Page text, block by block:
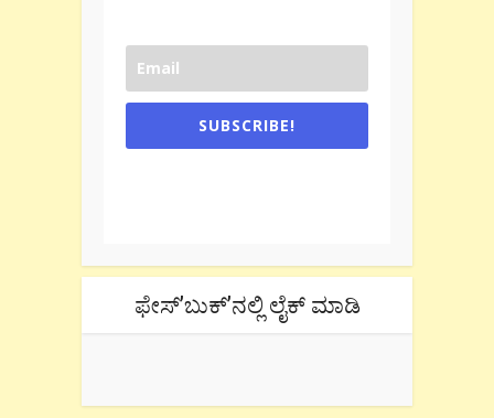
SUBSCRIBE!
ಫೇಸ್’ಬುಕ್’ನಲ್ಲಿ ಲೈಕ್ ಮಾಡಿ